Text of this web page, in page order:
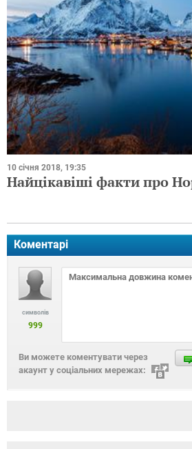
10 січня 2018, 19:35
Найцікавіші факти про
Коментарі
символів
999
Ви можете коментувати через
акаунт у соціальних мережах: